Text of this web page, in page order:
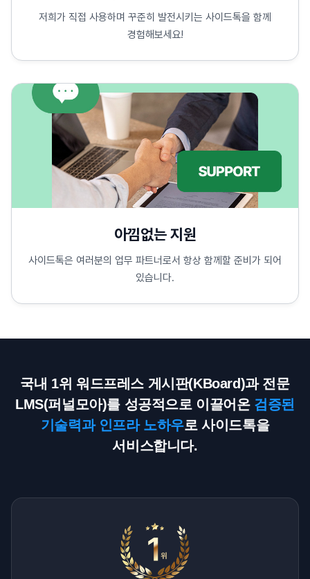
저희가 직접 사용하며 꾸준히 발전시키는 사이드톡을 함께
경험해보세요!
아낌없는 지원
사이드톡은 여러분의 업무 파트너로서 항상 함께할 준비가 되어
있습니다.
국내 1위 워드프레스 게시판(KBoard)과 전문
LMS(퍼널모아)를 성공적으로 이끌어온 검증된
기술력과 인프라 노하우로 사이드톡을
서비스합니다.